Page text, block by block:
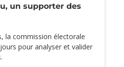
un supporter des
la commission électorale
pour analyser et valider